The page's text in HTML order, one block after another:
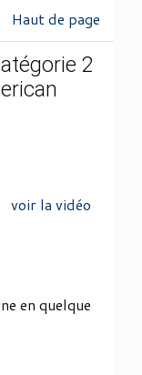
Haut de page
2
voir la vidéo
en quelque